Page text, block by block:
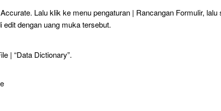
Lalu klik ke menu pengaturan | Rancangan Formulir, lalu
dengan uang muka tersebut.
| “Data Dictionary”.